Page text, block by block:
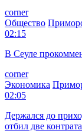
corner
Общество
02:15
В Сеуле
corner
Экономика
02:05
Держался до
отбил две